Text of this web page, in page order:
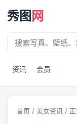
秀图 网
资讯 会员
首页 / 美女资讯 /